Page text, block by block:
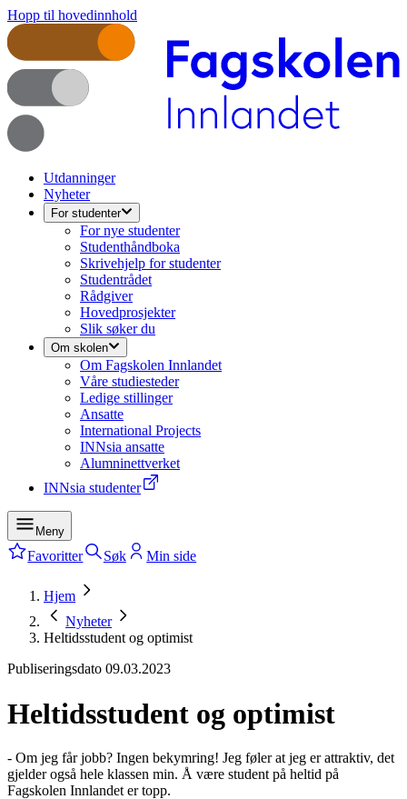
Hopp til hovedinnhold
Utdanninger
Nyheter
For studenter
For nye studenter
Studenthåndboka
Skrivehjelp for studenter
Studentrådet
Rådgiver
Hovedprosjekter
Slik søker du
Om skolen
Om Fagskolen Innlandet
Våre studiesteder
Ledige stillinger
Ansatte
International Projects
INNsia ansatte
Alumninettverket
INNsia studenter
Meny
Favoritter Søk Min side
Hjem
Nyheter
Heltidsstudent og optimist
Publiseringsdato 09.03.2023
Heltidsstudent og optimist
- Om jeg får jobb? Ingen bekymring! Jeg føler at jeg er attraktiv, det
gjelder også hele klassen min. Å være student på heltid på
Fagskolen Innlandet er topp.